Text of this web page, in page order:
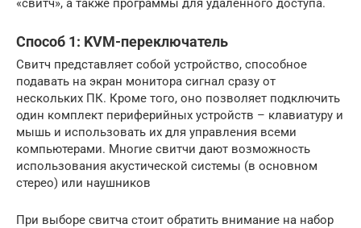
«свитч», а также программы для удаленного доступа.
Способ 1: KVM-переключатель
Свитч представляет собой устройство, способное
подавать на экран монитора сигнал сразу от
нескольких ПК. Кроме того, оно позволяет подключить
один комплект периферийных устройств – клавиатуру и
мышь и использовать их для управления всеми
компьютерами. Многие свитчи дают возможность
использования акустической системы (в основном
стерео) или наушников
При выборе свитча стоит обратить внимание на набор